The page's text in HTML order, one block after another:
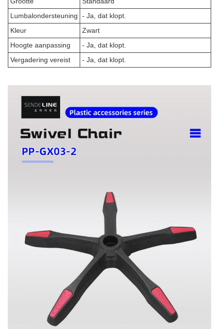
Lumbalondersteuning
- Ja, dat klopt.
Kleur
Zwart
Hoogte aanpassing
- Ja, dat klopt.
Vergadering vereist
- Ja, dat klopt.